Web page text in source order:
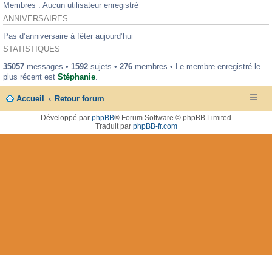
Membres : Aucun utilisateur enregistré
ANNIVERSAIRES
Pas d’anniversaire à fêter aujourd’hui
STATISTIQUES
35057 messages • 1592 sujets • 276 membres • Le membre enregistré le
plus récent est Stéphanie.
Accueil Retour forum
Développé par phpBB® Forum Software © phpBB Limited
Traduit par phpBB-fr.com